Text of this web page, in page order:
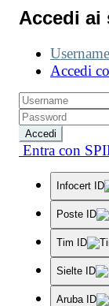
Accedi ai
Username
Accedi
Accedi
Entra con
Infocert ID
Poste ID
Tim ID
Sielte ID
Aruba ID